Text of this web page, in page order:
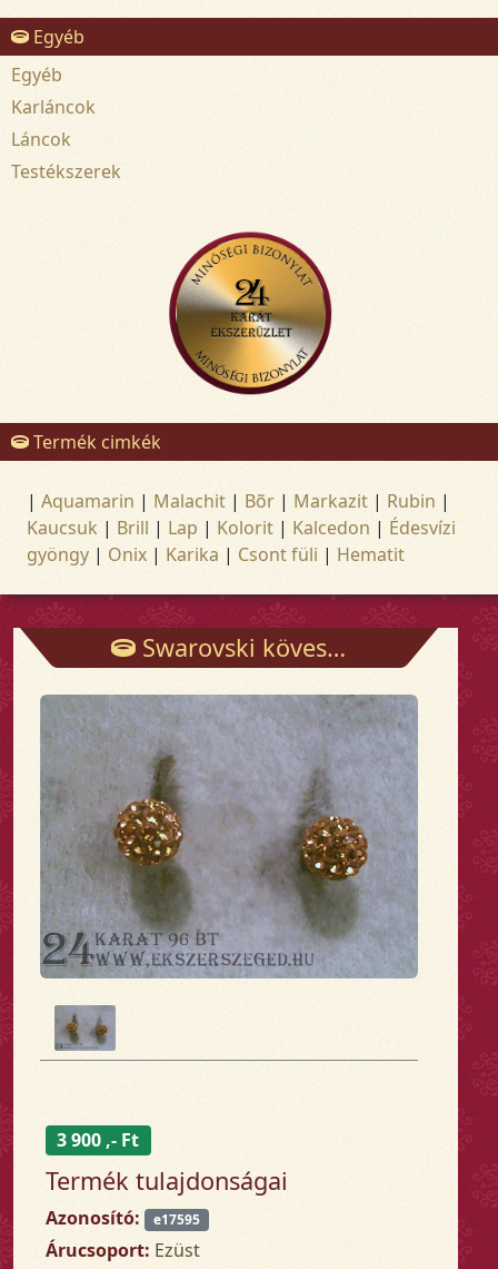
Egyéb
Egyéb
Karláncok
Láncok
Testékszerek
Termék cimkék
| Aquamarin | Malachit | Bõr | Markazit | Rubin |
Kaucsuk | Brill | Lap | Kolorit | Kalcedon | Édesvízi
gyöngy | Onix | Karika | Csont füli | Hematit
Swarovski köves fülbevaló stekkeres - Fülbevalók - Arany és ezüst ékszerek
3 900 ,- Ft
Termék tulajdonságai
Azonosító: e17595
Árucsoport: Ezüst